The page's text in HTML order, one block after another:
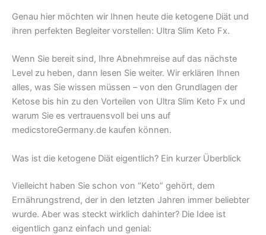
Genau hier möchten wir Ihnen heute die ketogene Diät und
ihren perfekten Begleiter vorstellen: Ultra Slim Keto Fx.
Wenn Sie bereit sind, Ihre Abnehmreise auf das nächste
Level zu heben, dann lesen Sie weiter. Wir erklären Ihnen
alles, was Sie wissen müssen – von den Grundlagen der
Ketose bis hin zu den Vorteilen von Ultra Slim Keto Fx und
warum Sie es vertrauensvoll bei uns auf
medicstoreGermany.de kaufen können.
Was ist die ketogene Diät eigentlich? Ein kurzer Überblick
Vielleicht haben Sie schon von “Keto” gehört, dem
Ernährungstrend, der in den letzten Jahren immer beliebter
wurde. Aber was steckt wirklich dahinter? Die Idee ist
eigentlich ganz einfach und genial: